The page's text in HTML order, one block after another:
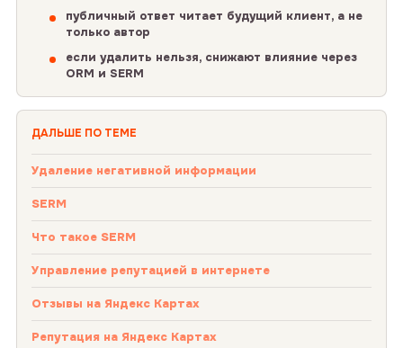
публичный ответ читает будущий клиент, а не
только автор
если удалить нельзя, снижают влияние через
ORM и SERM
ДАЛЬШЕ ПО ТЕМЕ
Удаление негативной информации
SERM
Что такое SERM
Управление репутацией в интернете
Отзывы на Яндекс Картах
Репутация на Яндекс Картах